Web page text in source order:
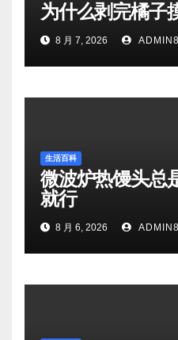
为什么剥完橘子
8 月 7, 2026
生活百科
微波炉热馒头总
就行
8 月 6, 2026